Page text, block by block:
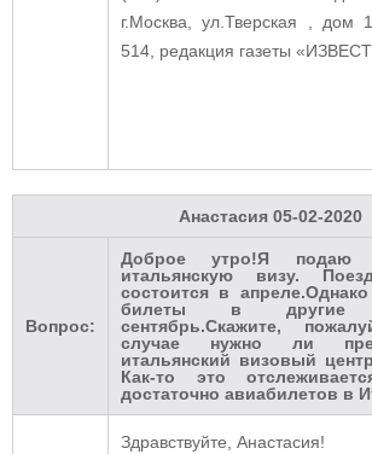
г.Москва, ул.Тверская , дом
514, редакция газеты
Анастасия 05-02-2020
Вопрос:
Доброе утро!Я подаю
итальянскую визу.
состоится в
билеты в другие
сентябрь.Скажите,
случае нужно ли
итальянский визовый
Как-то это
достаточно авиабилетов в
Здравствуйте, Анастасия!